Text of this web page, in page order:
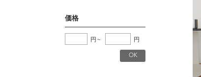
価格
円 ~ 円